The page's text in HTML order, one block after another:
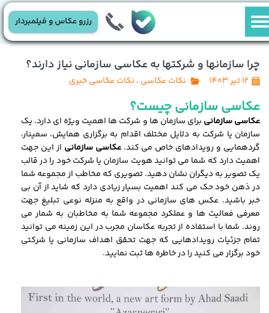
رزرو عکاس و فیلمبردار
چرا سازمانها و شرکتها به عکاسی سازمانی نیاز دارند؟
۱۲ تیر ۱۴۰۳ نکات عکاسی ، نکات عکاسی خبری
عکاسی سازمانیچیست؟
عکاسی سازمانی برای سازمان ها و شرکت ها اهمیت ویژه ای دارد. یک
سازمان یا شرکت به دلایل مختلف اقدام به برگزاری همایش، سمینار،
گردهمایی و رویدادهای خاص می کند.عکاسی سازمانی از این جهت
اهمیت دارد که شما می توانید هویت سازمان یا شرکت خود را در قالب
یک تصویر به دیگران نشان دهید. تصویری که مخاطب از مجموعه شما
در ذهن خود حک می کند اهمیت بسیار زیادی دارد که شاید از آن بی
خبر باشید. عکس های سازمانی در واقع به منزله نوعی تبلیغ جهت
معرفی فعالیت ها و عملکرد مجموعه شما به مخاطبان به شمار می
روند. شما با استفاده از تجربه عکاسان مجرب در این زمینه می توانید
تمام جزئیات رویدادهایی که جهت تحقق اهداف سازمانی یا شرکتی
خود برگزار می کنید را در خاطره ها ثبت نمایید.